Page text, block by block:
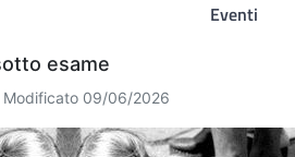
Eventi
esame
Modificato 09/06/2026